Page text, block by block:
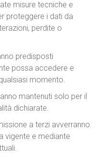
misure tecniche e
proteggere i dati da
perdite o
predisposti
possa accedere e
momento.
mantenuti solo per il
dichiarate.
a terzi avverranno
vigente e mediante